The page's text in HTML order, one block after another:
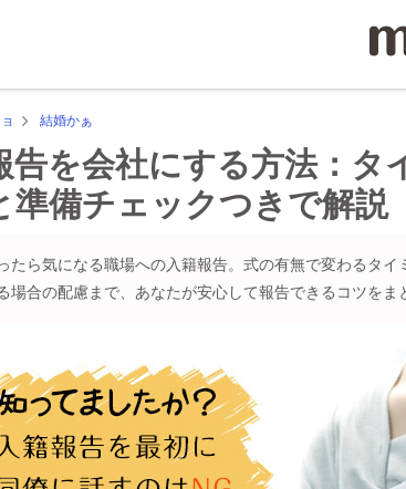
結婚かぁ
告を会社にする方法：タ
準備チェックつきで解説
たら気になる職場への入籍報告。式の有無で変わるタイ
場合の配慮まで、あなたが安心して報告できるコツをま